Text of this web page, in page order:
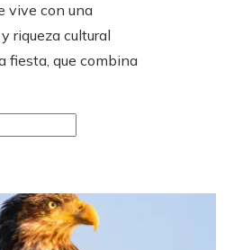
vive con una
riqueza cultural
fiesta, que combina